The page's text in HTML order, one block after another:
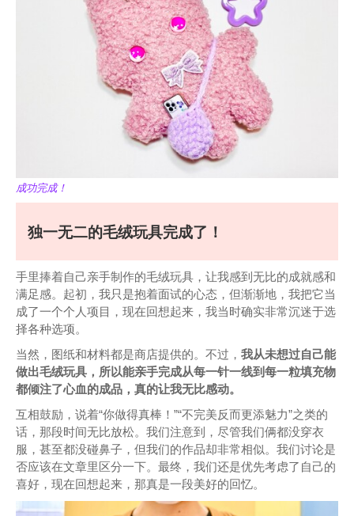
成功完成！
独一无二的毛绒玩具完成了！
手里捧着自己亲手制作的毛绒玩具，让我感到无比的成就感和
满足感。起初，我只是抱着面试的心态，但渐渐地，我把它当
成了一个个人项目，现在回想起来，我当时确实非常沉迷于选
择各种选项。
当然，图纸和材料都是商店提供的。不过， 我从未想过自己能
做出毛绒玩具，所以能亲手完成从每一针一线到每一粒填充物
都倾注了心血的成品，真的让我无比感动。
互相鼓励，说着“你做得真棒！”“不完美反而更添魅力”之类的
话，那段时间无比放松。我们注意到，尽管我们俩都没穿衣
服，甚至都没碰鼻子，但我们的作品却非常相似。我们讨论是
否应该在文章里区分一下。最终，我们还是优先考虑了自己的
喜好，现在回想起来，那真是一段美好的回忆。